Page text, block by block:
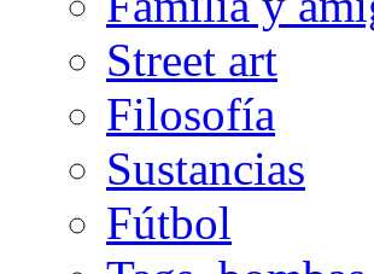
Street art
Filosofía
Sustancias
Fútbol